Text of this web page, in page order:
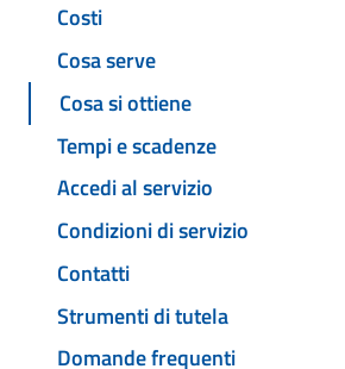
Costi
Cosa serve
Cosa si ottiene
Tempi e scadenze
Accedi al servizio
Condizioni di servizio
Contatti
Strumenti di tutela
Domande frequenti